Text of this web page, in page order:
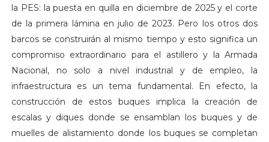
la PES: la puesta en quilla en diciembre de 2025 y el corte
de la primera lámina en julio de 2023. Pero los otros dos
barcos se construirán al mismo tiempo y esto significa un
compromiso extraordinario para el astillero y la Armada
Nacional, no solo a nivel industrial y de empleo, la
infraestructura es un tema fundamental. En efecto, la
construcción de estos buques implica la creación de
escalas y diques donde se ensamblan los buques y de
muelles de alistamiento donde los buques se completan